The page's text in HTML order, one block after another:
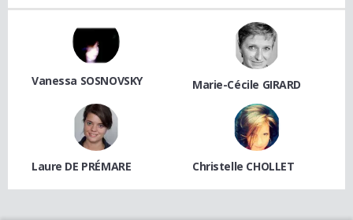
Vanessa SOSNOVSKY Marie-Cécile GIRARD
Laure DE PRÉMARE Christelle CHOLLET